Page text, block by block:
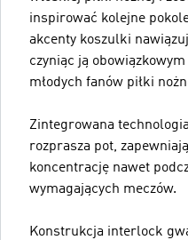
inspirować kolejne
akcenty koszulki
czyniąc ją
młodych fanów piłki
Zintegrowana
rozprasza pot,
koncentrację nawet
wymagających meczów.
Konstrukcja interlock